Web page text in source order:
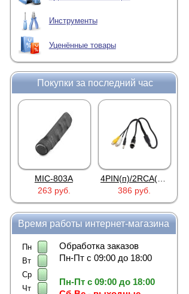
Инструменты
Уценённые товары
Покупки за последний час
MIC-803A
263 руб.
4PIN(п)/2RCA(м)+DJK-11(п)
386 руб.
Время работы интернет-магазина
Пн
Вт
Ср
Чт
Обработка заказов
Пн-Пт с 09:00 до 18:00
Пн-Пт с 09:00 до 18:00